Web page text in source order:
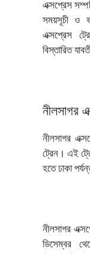
এক্সপ্রেস
সময়সূচী ও
এক্সপ্রেস
বিস্তারিত
নীলসাগর
নীলসাগর
ট্রেন। এই
হতে ঢাকা
নীলসাগর
ডিসেম্বর